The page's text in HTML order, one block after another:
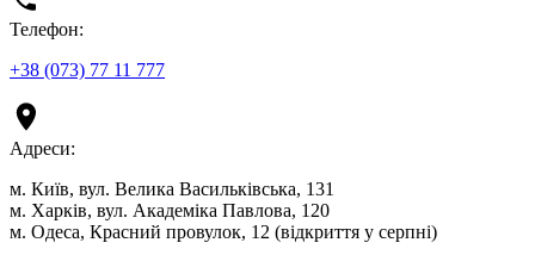
Телефон:
+38 (073) 77 11 777
Адреси:
м. Київ, вул. Велика Васильківська, 131
м. Харків, вул. Академіка Павлова, 120
м. Одеса, Красний провулок, 12 (відкриття у серпні)